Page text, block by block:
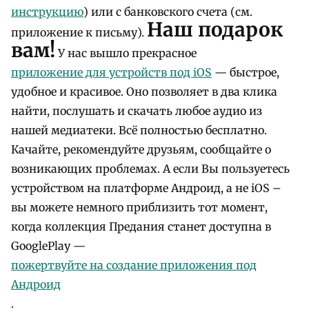
инструкцию) или с банковского счета (см.
приложение к письму). Наш подарок
вам! У нас вышло прекрасное
приложение для устройств под iOS — быстрое,
удобное и красивое. Оно позволяет в два клика
найти, послушать и скачать любое аудио из
нашей медиатеки. Всё полностью бесплатно.
Качайте, рекомендуйте друзьям, сообщайте о
возникающих проблемах. А если Вы пользуетесь
устройством на платформе Андроид, а не iOS –
вы можете немного приблизить тот момент,
когда коллекция Предания станет доступна в
GooglePlay —
пожертвуйте на создание приложения под
Андроид
.